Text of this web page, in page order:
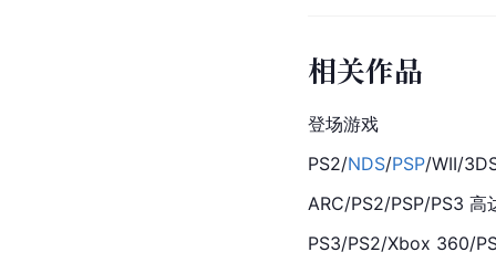
相关作品
登场游戏
PS2/NDS/PSP/WII/
ARC/PS2/PSP/PS3 高
PS3/PS2/Xbox 360/